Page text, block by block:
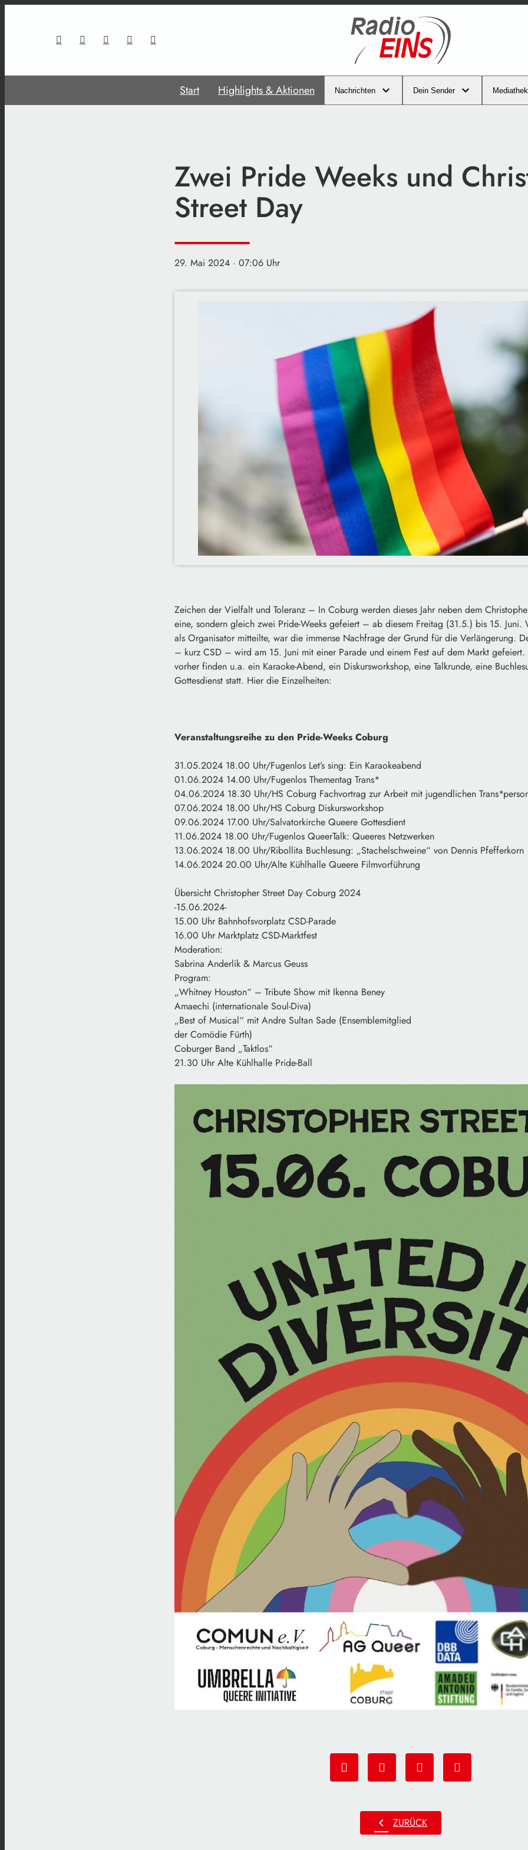
Start Highlights & Aktionen Nachrichten Dein Sender Mediathek
Zwei Pride Weeks und
Street Day
29. Mai 2024 · 07:06 Uhr
Zeichen der Vielfalt und Toleranz – In Coburg werden dieses Jahr neben dem
eine, sondern gleich zwei Pride-Weeks gefeiert – ab diesem Freitag (31.5.) bis 15. Juni.
als Organisator mitteilte, war die immense Nachfrage der Grund für die Verlängerung.
– kurz CSD – wird am 15. Juni mit einer Parade und einem Fest auf dem Markt
vorher finden u.a. ein Karaoke-Abend, ein Diskursworkshop, eine Talkrunde, eine
Gottesdienst statt. Hier die Einzelheiten:
Veranstaltungsreihe zu den Pride-Weeks Coburg
31.05.2024 18.00 Uhr/Fugenlos Let’s sing: Ein Karaokeabend
01.06.2024 14.00 Uhr/Fugenlos Thementag Trans*
04.06.2024 18.30 Uhr/HS Coburg Fachvortrag zur Arbeit mit jugendlichen
07.06.2024 18.00 Uhr/HS Coburg Diskursworkshop
09.06.2024 17.00 Uhr/Salvatorkirche Queere Gottesdient
11.06.2024 18.00 Uhr/Fugenlos QueerTalk: Queeres Netzwerken
13.06.2024 18.00 Uhr/Ribollita Buchlesung: „Stachelschweine“ von Dennis Pfefferkorn
14.06.2024 20.00 Uhr/Alte Kühlhalle Queere Filmvorführung
Übersicht Christopher Street Day Coburg 2024
-15.06.2024-
15.00 Uhr Bahnhofsvorplatz CSD-Parade
16.00 Uhr Marktplatz CSD-Marktfest
Moderation:
Sabrina Anderlik & Marcus Geuss
Program:
„Whitney Houston“ – Tribute Show mit Ikenna Beney
Amaechi (internationale Soul-Diva)
„Best of Musical“ mit Andre Sultan Sade (Ensemblemitglied
der Comödie Fürth)
Coburger Band „Taktlos“
21.30 Uhr Alte Kühlhalle Pride-Ball
chevron_left ZURÜCK